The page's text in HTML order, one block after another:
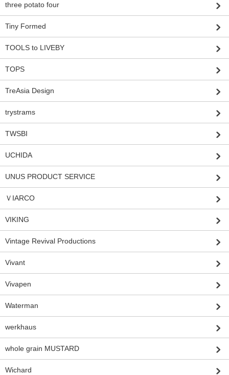
three potato four
Tiny Formed
TOOLS to LIVEBY
TOPS
TreAsia Design
trystrams
TWSBI
UCHIDA
UNUS PRODUCT SERVICE
ＶIARCO
VIKING
Vintage Revival Productions
Vivant
Vivapen
Waterman
werkhaus
whole grain MUSTARD
Wichard